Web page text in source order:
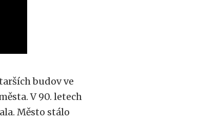
budov ve
V 90. letech
Město stálo